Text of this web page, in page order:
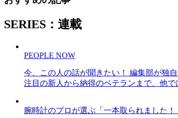
SERIES：連載
PEOPLE NOW
今、この人の話が聞きたい！ 編集部が独
注目の新人から納得のベテランまで、他
腕時計のプロが選ぶ「一本取られました！